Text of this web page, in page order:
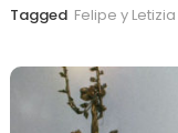
Tagged Felipe y Letizia